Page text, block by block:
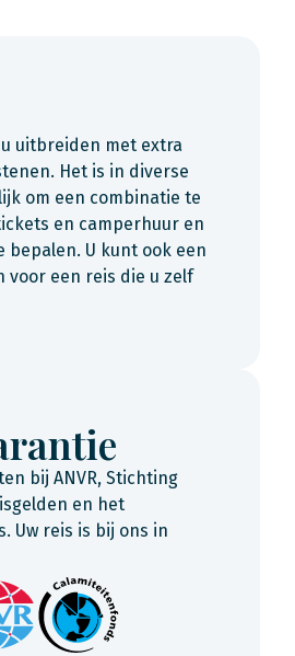
uitbreiden met extra
Het is in diverse
om een combinatie te
en camperhuur en
bepalen. U kunt ook een
voor een reis die u zelf
bij ANVR, Stichting
en het
Uw reis is bij ons in